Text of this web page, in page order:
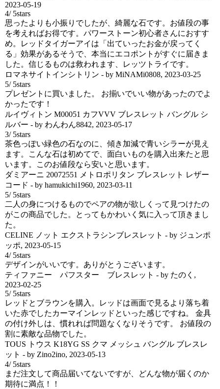
2023-05-19
4/ 5stars
思ったよりも小振りでしたが、綺麗な石です。お値段の事
を考えればお得です。パワーストーン初心者さんにおすす
め。レッドタイガーアイは「出ていったお金が戻ってく
る」効果があるそうで、本当にエコポントがすぐに届きま
した。信じるものは救われます、レッツトライです。
ロマネサイトインシトリン - by MiNAMi0808, 2023-03-25
5/ 5stars
プレゼントに買いました。 お揃いでいい物があったのでよ
かったです！
ルイヴィトン M00051 カフVVV ブレスレット バングル シ
ルバー - by わんわん8842, 2023-05-17
3/ 5stars
茶色っぽい緑色の石なのに、傾き加減で青いシラーが見え
ます。こんな石は初めてで、面白いものを購入出来たと思
います。このお値段なら安いと思います。
ダミアーニ 20072551 メトロポリタン ブレスレット レザー
コード - by hamukichi1960, 2023-03-11
5/ 5stars
二人の身につけるものでペアの物が欲しくって見つけたの
がこの商品でした。とってもかわいく気に入って頂きまし
た。
CELINE ノット エクストラシンブレスレット - by ジュンポ
ッポ, 2023-05-15
4/ 5stars
デザインがいいです。ありがとうございます。
ティファニー パフスター ブレスレット - by たのく ,
2023-02-25
5/ 5stars
レッドとブラウンを購入。レッドは画面で見るより落ち着
いた赤でしたカーマインレッドといった感じですね。 金具
の付け外しは、慣れれば問題なくなりそうです。 お値段の
割に素敵な品物でした。
TOUS トウス K18YG SS クマ メッシュ バングル ブレスレ
ット - by Zino2ino, 2023-05-13
4/ 5stars
まだ注文して商品届いてないですが、どんな物が届くのか
期待に満点！！